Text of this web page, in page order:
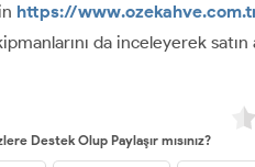
https://
da inceleyerek
Destek Olup Paylaşır mısınız?